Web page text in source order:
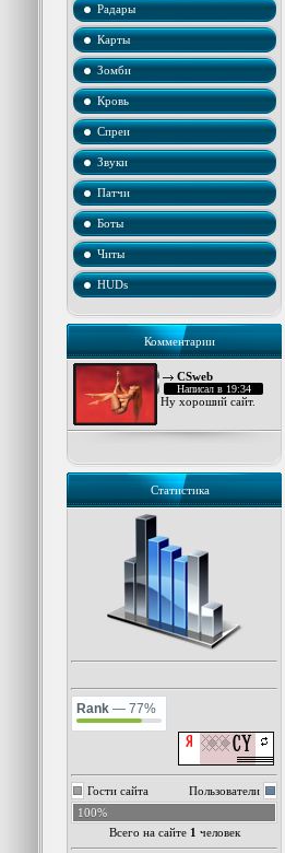
Радары
Карты
Зомби
Кровь
Спреи
Звуки
Патчи
Боты
Читы
HUDs
Комментарии
CSweb
Написал в 19:34
Ну хороший сайт.
Статистика
Rank — 77%
Гости сайта
Пользователи
100%
Всего на сайте 1 человек